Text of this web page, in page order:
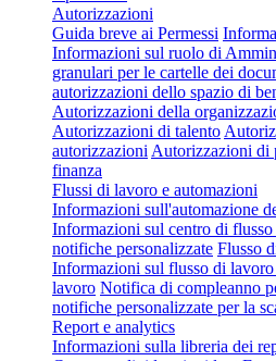
Autorizzazioni
Guida breve ai Permessi
Informazioni sul ruolo di
granulari per le cartelle dei
autorizzazioni dello spazio di
Autorizzazioni della
Autorizzazioni di talento
autorizzazioni Autorizzazioni di
finanza
Flussi di lavoro e automazioni
Informazioni sull'automazione
Informazioni sul centro di
notifiche personalizzate Flusso
Informazioni sul flusso di
lavoro Notifica di compleanno
notifiche personalizzate per la
Report e analytics
Informazioni sulla libreria dei